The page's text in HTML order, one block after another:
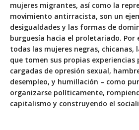
mujeres migrantes, así como la
movimiento antirracista, son un
desigualdades y las formas de
burguesía hacia el proletariado. Por
todas las mujeres negras, chicanas,
que tomen sus propias experiencias
cargadas de opresión sexual,
desempleo, y humillación – como
organizarse políticamente,
capitalismo y construyendo el